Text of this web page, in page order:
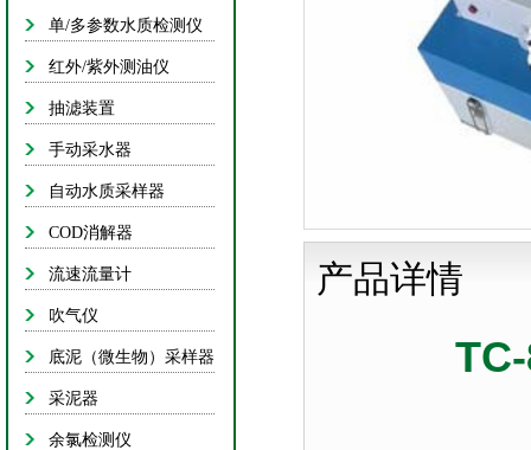
手动
自动水
COD消
底泥（微生
余氯检
单/多参数水质检测仪
红外/紫外测油仪
抽滤装置
手动采水器
自动水质采样器
COD消解器
流速流量计
吹气仪
底泥（微生物）采样器
采泥器
余氯检测仪
产品详情